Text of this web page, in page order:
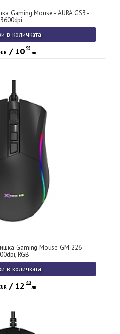
Gaming Mouse - AURA GS3 -
3600dpi
в количката
/ 1095
лв
Gaming Mouse GM-226 -
RGB
в количката
/ 12 40
лв